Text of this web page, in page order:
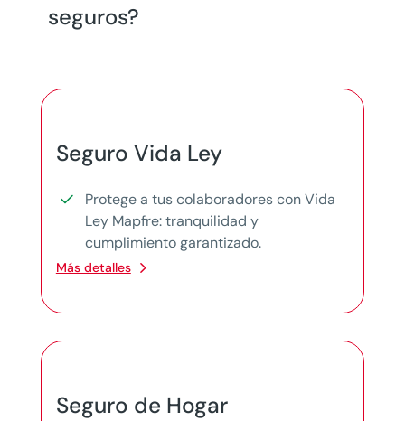
seguros?
Seguro Vida Ley
Protege a tus colaboradores con Vida
Ley Mapfre: tranquilidad y
cumplimiento garantizado.
Más detalles
Seguro de Hogar